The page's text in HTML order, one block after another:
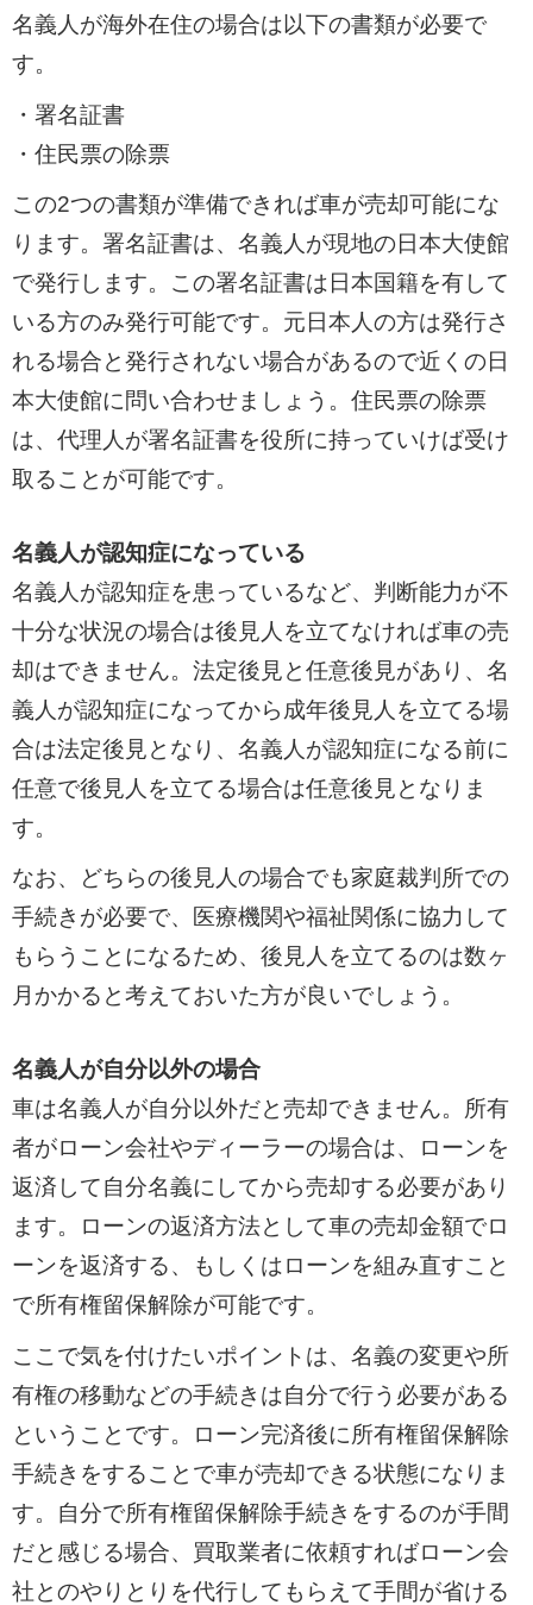
名義人が海外在住の場合は以下の書類が必要で
す。
・署名証書
・住民票の除票
この2つの書類が準備できれば車が売却可能にな
ります。署名証書は、名義人が現地の日本大使館
で発行します。この署名証書は日本国籍を有して
いる方のみ発行可能です。元日本人の方は発行さ
れる場合と発行されない場合があるので近くの日
本大使館に問い合わせましょう。住民票の除票
は、代理人が署名証書を役所に持っていけば受け
取ることが可能です。
名義人が認知症になっている
名義人が認知症を患っているなど、判断能力が不
十分な状況の場合は後見人を立てなければ車の売
却はできません。法定後見と任意後見があり、名
義人が認知症になってから成年後見人を立てる場
合は法定後見となり、名義人が認知症になる前に
任意で後見人を立てる場合は任意後見となりま
す。
なお、どちらの後見人の場合でも家庭裁判所での
手続きが必要で、医療機関や福祉関係に協力して
もらうことになるため、後見人を立てるのは数ヶ
月かかると考えておいた方が良いでしょう。
名義人が自分以外の場合
車は名義人が自分以外だと売却できません。所有
者がローン会社やディーラーの場合は、ローンを
返済して自分名義にしてから売却する必要があり
ます。ローンの返済方法として車の売却金額でロ
ーンを返済する、もしくはローンを組み直すこと
で所有権留保解除が可能です。
ここで気を付けたいポイントは、名義の変更や所
有権の移動などの手続きは自分で行う必要がある
ということです。ローン完済後に所有権留保解除
手続きをすることで車が売却できる状態になりま
す。自分で所有権留保解除手続きをするのが手間
だと感じる場合、買取業者に依頼すればローン会
社とのやりとりを代行してもらえて手間が省ける